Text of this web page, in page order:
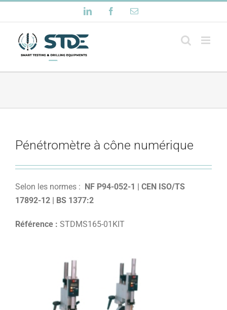
au
contenu
LinkedIn FacebookEmail
Pénétromètre à cône numérique
Selon les normes : NF P94-052-1 | CEN ISO/TS
17892-12 | BS 1377:2
Référence : STDMS165-01KIT